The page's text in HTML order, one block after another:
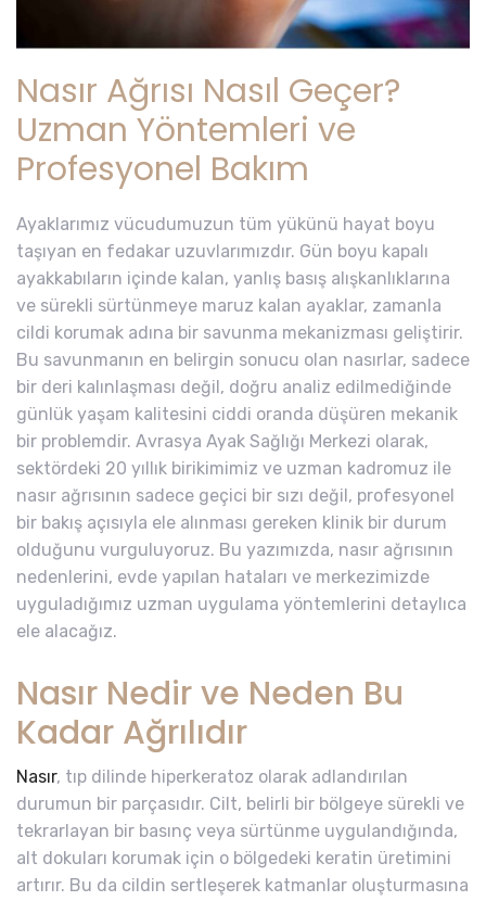
Nasır Ağrısı Nasıl Geçer?
Uzman Yöntemleri ve
Profesyonel Bakım
Ayaklarımız vücudumuzun tüm yükünü hayat boyu
taşıyan en fedakar uzuvlarımızdır. Gün boyu kapalı
ayakkabıların içinde kalan, yanlış basış alışkanlıklarına
ve sürekli sürtünmeye maruz kalan ayaklar, zamanla
cildi korumak adına bir savunma mekanizması geliştirir.
Bu savunmanın en belirgin sonucu olan nasırlar, sadece
bir deri kalınlaşması değil, doğru analiz edilmediğinde
günlük yaşam kalitesini ciddi oranda düşüren mekanik
bir problemdir. Avrasya Ayak Sağlığı Merkezi olarak,
sektördeki 20 yıllık birikimimiz ve uzman kadromuz ile
nasır ağrısının sadece geçici bir sızı değil, profesyonel
bir bakış açısıyla ele alınması gereken klinik bir durum
olduğunu vurguluyoruz. Bu yazımızda, nasır ağrısının
nedenlerini, evde yapılan hataları ve merkezimizde
uyguladığımız uzman uygulama yöntemlerini detaylıca
ele alacağız.
Nasır Nedir ve Neden Bu
Kadar Ağrılıdır
Nasır, tıp dilinde hiperkeratoz olarak adlandırılan
durumun bir parçasıdır. Cilt, belirli bir bölgeye sürekli ve
tekrarlayan bir basınç veya sürtünme uygulandığında,
alt dokuları korumak için o bölgedeki keratin üretimini
artırır. Bu da cildin sertleşerek katmanlar oluşturmasına